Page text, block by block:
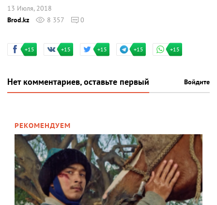
13 Июля, 2018
Brod.kz
8 357 0
+15 +15 +15 +15 +15
Нет комментариев, оставьте первый Войдите
РЕКОМЕНДУЕМ